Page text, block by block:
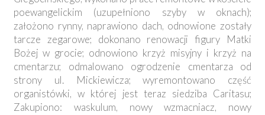
poewangelickim (uzupełniono szyby w oknach);
założono rynny, naprawiono dach, odnowione zostały
tarcze zegarowe; dokonano renowacji figury Matki
Bożej w grocie; odnowiono krzyż misyjny i krzyż na
cmentarzu; odmalowano ogrodzenie cmentarza od
strony ul. Mickiewicza; wyremontowano część
organistówki, w której jest teraz siedziba Caritasu;
Zakupiono: waskulum, nowy wzmacniacz, nowy